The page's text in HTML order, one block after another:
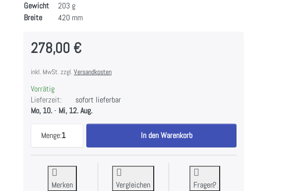
Gewicht
203 g
Breite
420 mm
278,00 €
inkl. MwSt. zzgl. Versandkosten
Vorrätig
Lieferzeit:
sofort lieferbar
Mo, 10.- Mi, 12. Aug.
Menge:1
Syntace Stratos CR zu 278,00 €, Menge 1.
In den Warenkorb
Merken Vergleichen Fragen?